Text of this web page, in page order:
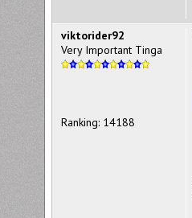
viktorider92
Very Important Tinga
Ranking: 14188